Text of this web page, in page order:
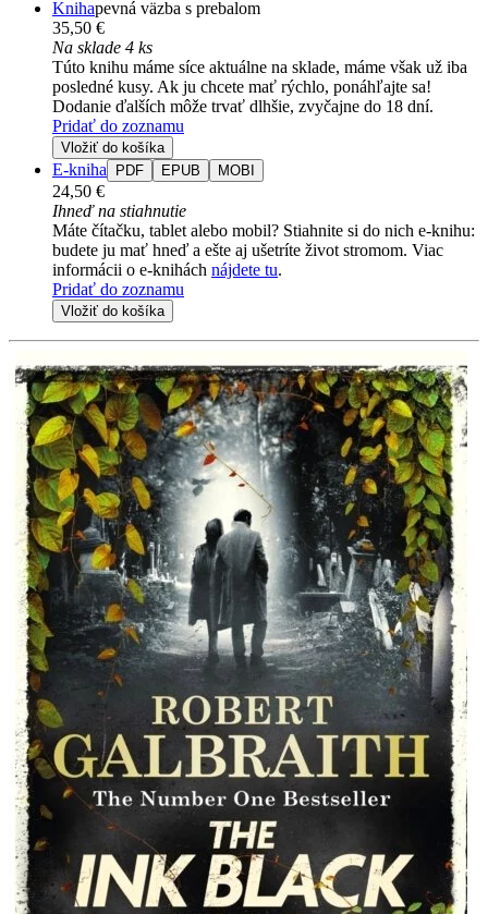
Knihapevná väzba s prebalom
35,50 €
Na sklade 4 ks
Túto knihu máme síce aktuálne na sklade, máme však už iba
posledné kusy. Ak ju chcete mať rýchlo, ponáhľajte sa!
Dodanie ďalších môže trvať dlhšie, zvyčajne do 18 dní.
Pridať do zoznamu
Vložiť do košíka
E-kniha PDF EPUB MOBI
24,50 €
Ihneď na stiahnutie
Máte čítačku, tablet alebo mobil? Stiahnite si do nich e-knihu:
budete ju mať hneď a ešte aj ušetríte život stromom. Viac
informácii o e-knihách nájdete tu.
Pridať do zoznamu
Vložiť do košíka